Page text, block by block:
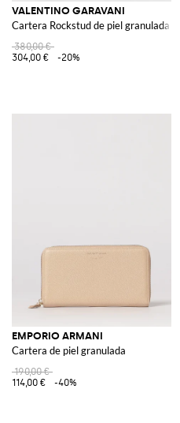
VALENTINO GARAVANI
Cartera Rockstud de piel granulada
380,00 €
304,00 €
-20%
EMPORIO ARMANI
Cartera de piel granulada
190,00 €
114,00 €
-40%